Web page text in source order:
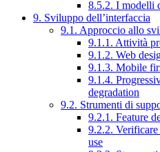
8.5.2. I modelli
9. Sviluppo dell’interfaccia
9.1. Approccio allo
9.1.1. Attività
9.1.2. Web
9.1.3. Mobile
9.1.4.
degradation
9.2. Strumenti di
9.2.1. Feature
9.2.2.
use